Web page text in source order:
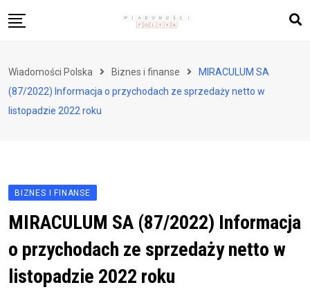
to
Zdrowie i styl życia
Polityka i społeczeństwo
Wiadomości Polska Biznes i finanse
MIRACULUM SA
(87/2022) Informacja o przychodach ze sprzedaży netto w
listopadzie 2022 roku
BIZNES I FINANSE
MIRACULUM SA (87/2022) Informacja
o przychodach ze sprzedaży netto w
listopadzie 2022 roku